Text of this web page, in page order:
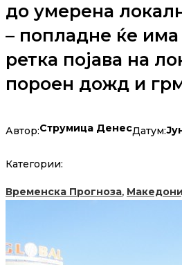
до умерена
– попладне ќе има
ретка појава на
пороен дожд и
Автор:Струмица ДенесДатум:
Категории:
Временска Прогноза,